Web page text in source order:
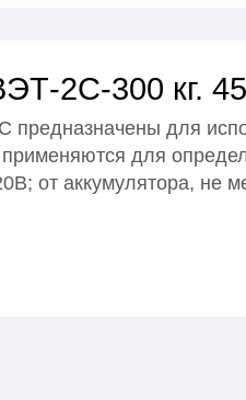
2С-300 кг.
для
для
от аккумулятора, не